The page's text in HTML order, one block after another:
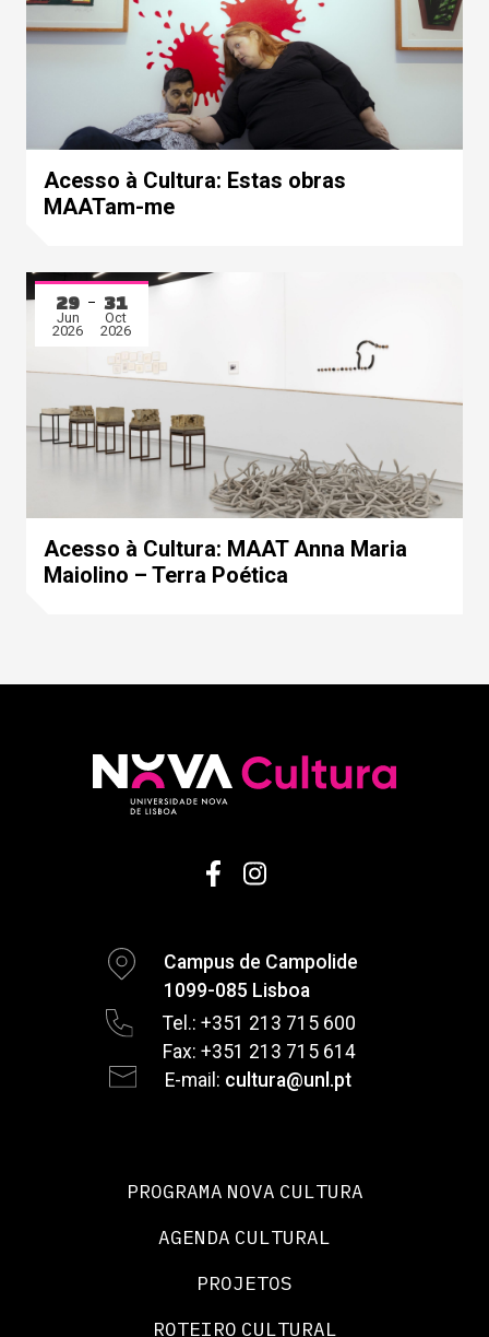
Acesso à Cultura: Estas obras
MAATam-me
29
Jun
2026
31
Oct
2026
Acesso à Cultura: MAAT Anna Maria
Maiolino – Terra Poética
Campus de Campolide
1099-085 Lisboa
Tel.: +351 213 715 600
Fax: +351 213 715 614
E-mail: cultura@unl.pt
PROGRAMA NOVA CULTURA
AGENDA CULTURAL
PROJETOS
ROTEIRO CULTURAL